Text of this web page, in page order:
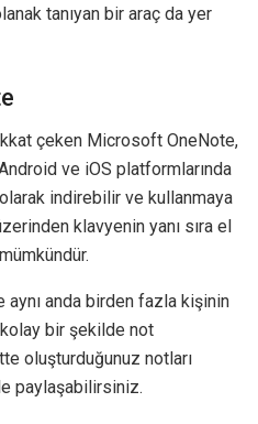
tanıyan bir araç da yer
çeken Microsoft OneNote,
ve iOS platformlarında
indirebilir ve kullanmaya
klavyenin yanı sıra el
aynı anda birden fazla kişinin
kolay bir şekilde not
oluşturduğunuz notları
paylaşabilirsiniz.